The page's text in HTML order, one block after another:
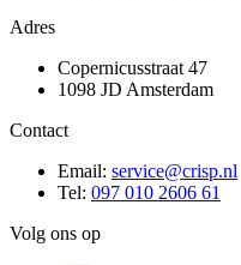
Adres
Copernicusstraat 47
1098 JD Amsterdam
Contact
Email: service@crisp.nl
Tel: 097 010 2606 61
Volg ons op